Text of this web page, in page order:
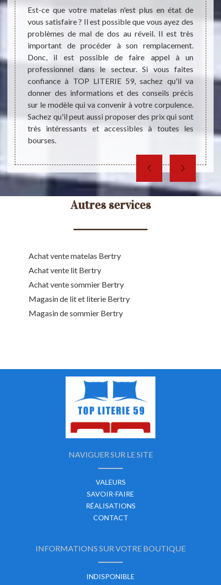
en
un
sont
Est-ce que votre matelas n'est plus en état de
vous satisfaire ? Il est possible que vous ayez des
problèmes de mal de dos au réveil. Il est très
important de procéder à son remplacement.
Donc, il est possible de faire appel à un
professionnel dans le secteur. Si vous faites
confiance à TOP LITERIE 59, sachez qu'il va
donner des informations et des conseils précis
sur le modèle qui va convenir à votre corpulence.
Sachez qu'il peut aussi proposer des prix qui sont
très intéressants et accessibles à toutes les
bourses.
de
vous
Autres services
Achat vente matelas Bertry
Achat vente lit Bertry
Achat vente sommier Bertry
Magasin de lit et literie Bertry
Magasin de sommier Bertry
NAVIGUER SUR LE SITE
VALEURS
SAVOIR-FAIRE
RÉALISATIONS
CONTACT
INFORMATIONS SUR VOTRE BOUTIQUE
INDISPONIBLE